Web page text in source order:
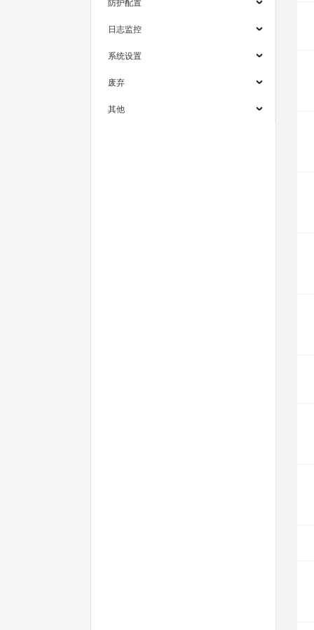
防护配置
日志监控
系统设置
废弃
其他